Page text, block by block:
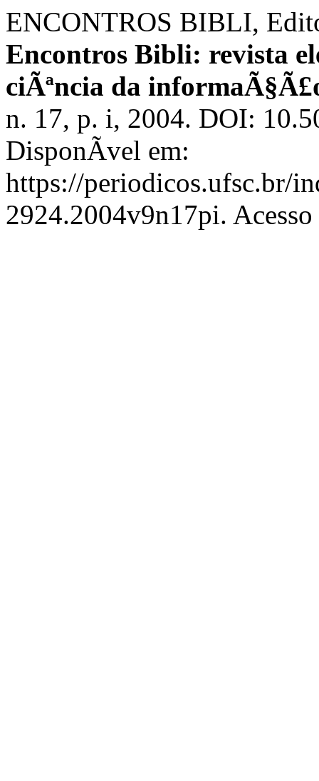
ENCONTROS BIBLI,
Encontros Bibli: revista
ciÃªncia da
n. 17, p. i, 2004. DOI:
DisponÃ­vel em:
https://periodicos.ufsc.br/
2924.2004v9n17pi.